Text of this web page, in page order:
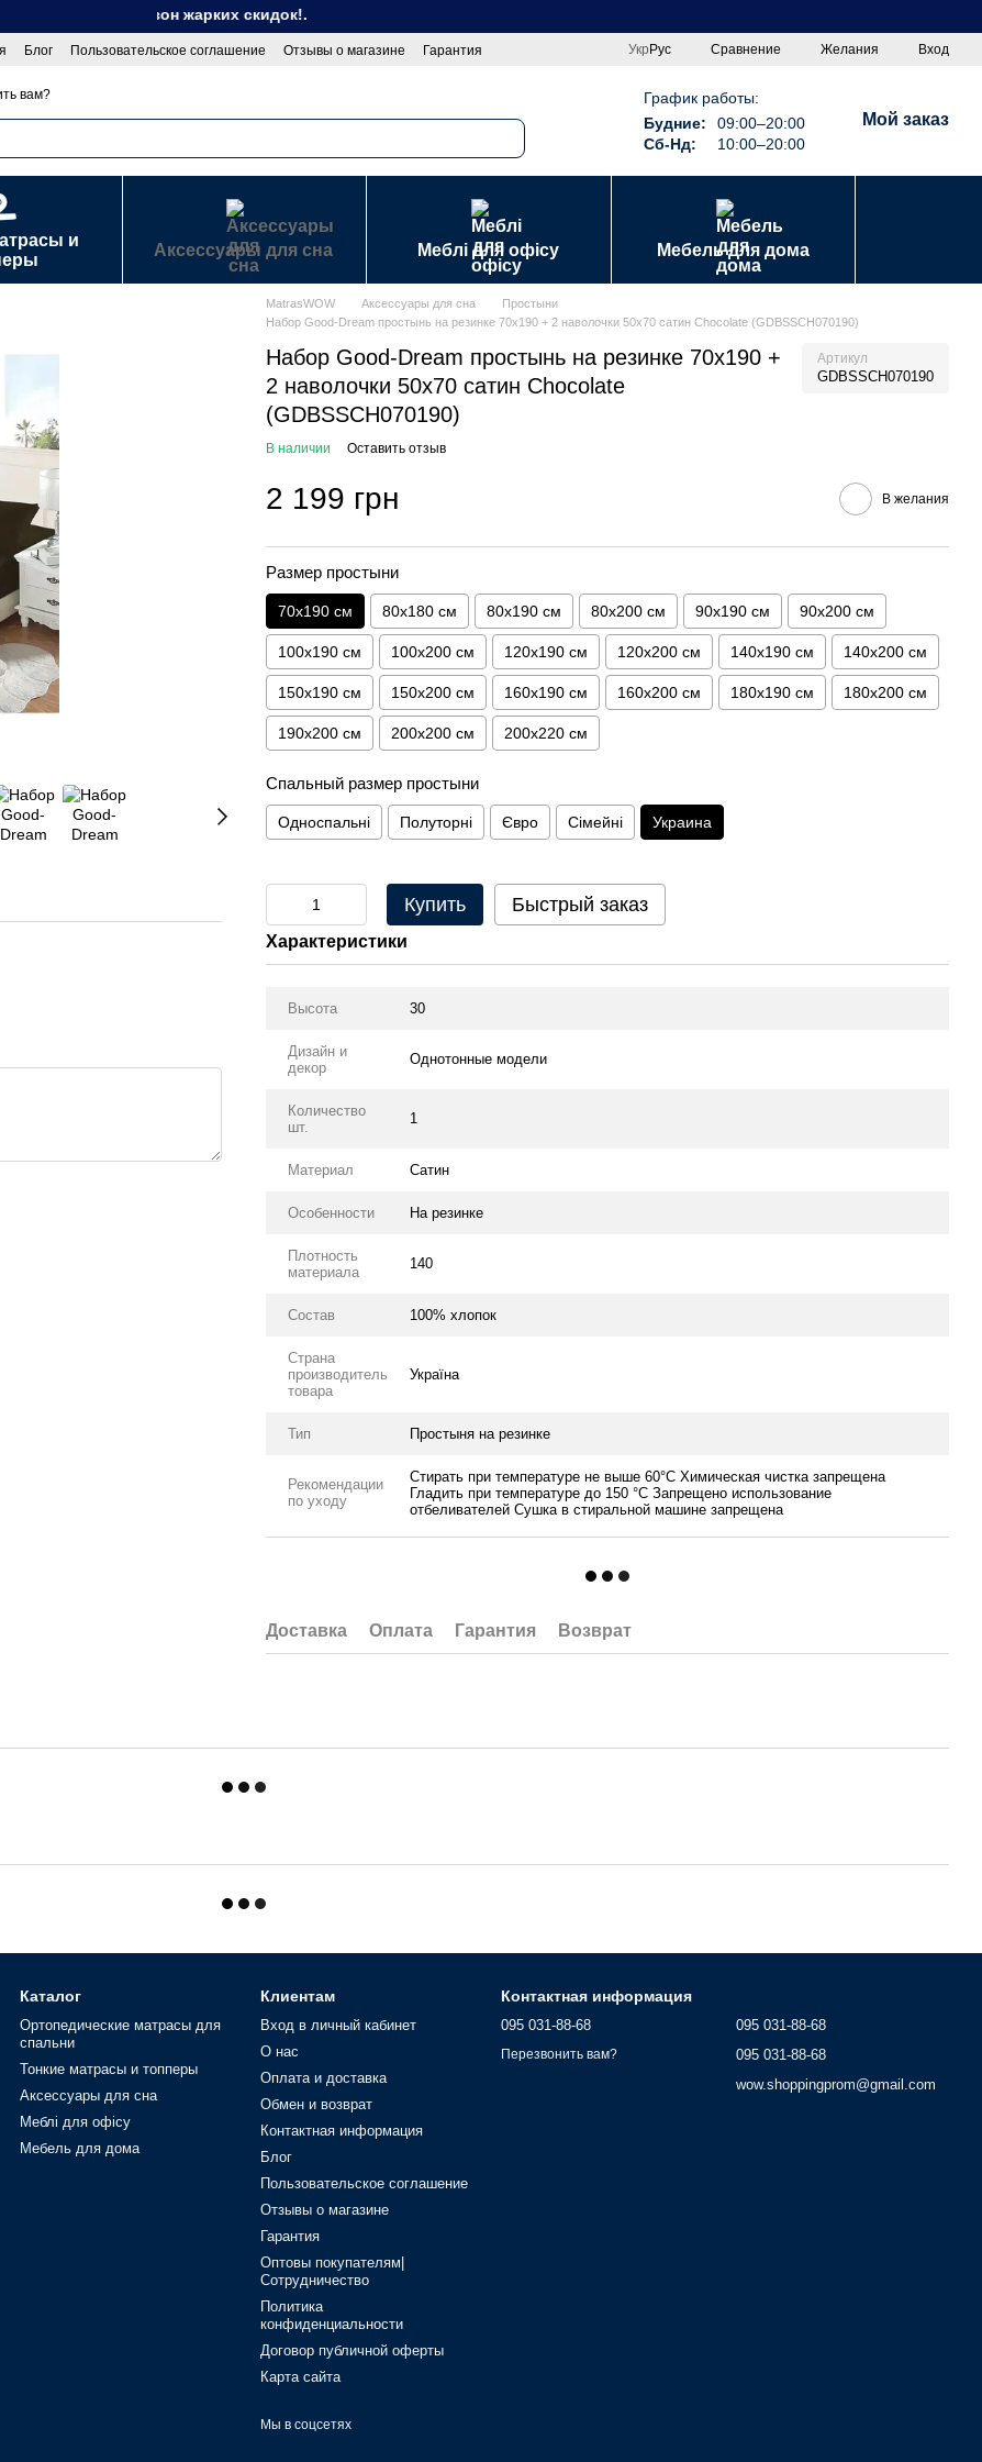
Сезон жарких скидок!.
Блог Пользовательское соглашение Отзывы о магазине
Гарантия
Укр Рус Сравнение Желания Вход
вам?
График работы:
Будние:
09:00–20:00
Сб-Нд:
10:00–20:00
Мой заказ
и
Аксессуары для сна Меблі для офісу Мебель для дома
MatrasWOW Аксессуары для сна
Простыни
Набор Good-Dream простынь на резинке 70х190 + 2 наволочки 50х70 сатин Chocolate (GDBSSCH070190)
Набор Good-Dream простынь на резинке 70х190 +
2 наволочки 50х70 сатин Chocolate
(GDBSSCH070190)
Артикул
GDBSSCH070190
В наличии Оставить отзыв
2 199 грн В желания
Размер простыни
70х190 см 80х180 см 80х190 см 80х200 см 90х190 см 90х200 см
100х190 см 100х200 см 120х190 см 120х200 см 140х190 см 140х200 см
150х190 см 150х200 см 160х190 см 160х200 см 180х190 см 180х200 см
190х200 см 200х200 см 200х220 см
Спальный размер простыни
Односпальні Полуторні Євро Сімейні Украина
Купить Быстрый заказ
Характеристики
Высота 30
Дизайн и
декор
Однотонные модели
Количество
шт.
1
Материал Сатин
Особенности На резинке
Плотность
материала
140
Состав 100% хлопок
Страна
производитель
товара
Україна
Тип Простыня на резинке
Рекомендации
по уходу
Стирать при температуре не выше 60°C Химическая чистка запрещена
Гладить при температуре до 150 °С Запрещено использование
отбеливателей Сушка в стиральной машине запрещена
Доставка Оплата Гарантия Возврат
Каталог
Ортопедические матрасы для
спальни
Тонкие матрасы и топперы
Аксессуары для сна
Меблі для офісу
Мебель для дома
Клиентам
Вход в личный кабинет
О нас
Оплата и доставка
Обмен и возврат
Контактная информация
Блог
Пользовательское соглашение
Отзывы о магазине
Гарантия
Оптовы покупателям|
Сотрудничество
Политика
конфиденциальности
Договор публичной оферты
Карта сайта
Мы в соцсетях
Контактная информация
095 031-88-68
Перезвонить вам?
095 031-88-68
095 031-88-68
wow.shoppingprom@gmail.com